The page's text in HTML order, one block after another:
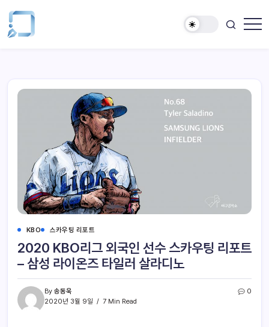
KBO 스카우팅 리포트
2020 KBO리그 외국인 선수 스카우팅 리포트
– 삼성 라이온즈 타일러 살라디노
By 송동욱
2020년 3월 9일
7 Min Read
0